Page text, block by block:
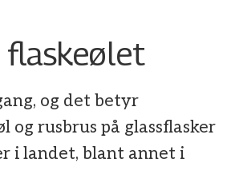
og det betyr
og rusbrus på glassflasker
i landet, blant annet i